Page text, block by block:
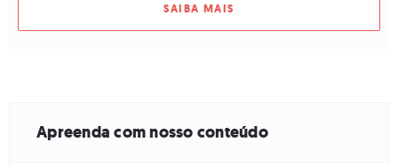
SAIBA MAIS
Apreenda com nosso conteúdo